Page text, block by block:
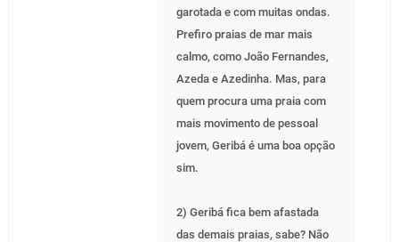
garotada e com muitas ondas.
Prefiro praias de mar mais
calmo, como João Fernandes,
Azeda e Azedinha. Mas, para
quem procura uma praia com
mais movimento de pessoal
jovem, Geribá é uma boa opção
sim.
2) Geribá fica bem afastada
das demais praias, sabe? Não